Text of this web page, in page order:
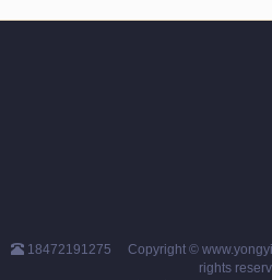
18472191275
Copyright ©
rights